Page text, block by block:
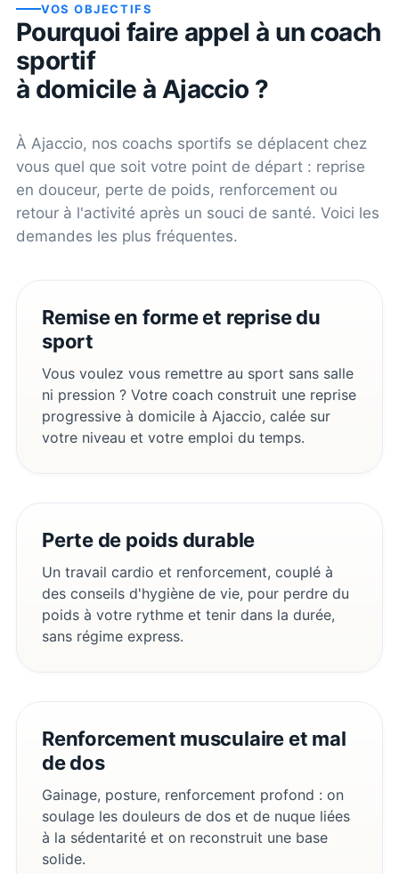
VOS OBJECTIFS
Pourquoi faire appel à un coach
sportif
à domicile à Ajaccio ?
À Ajaccio, nos coachs sportifs se déplacent chez
vous quel que soit votre point de départ : reprise
en douceur, perte de poids, renforcement ou
retour à l'activité après un souci de santé. Voici les
demandes les plus fréquentes.
Remise en forme et reprise du
sport
Vous voulez vous remettre au sport sans salle
ni pression ? Votre coach construit une reprise
progressive à domicile à Ajaccio, calée sur
votre niveau et votre emploi du temps.
Perte de poids durable
Un travail cardio et renforcement, couplé à
des conseils d'hygiène de vie, pour perdre du
poids à votre rythme et tenir dans la durée,
sans régime express.
Renforcement musculaire et mal
de dos
Gainage, posture, renforcement profond : on
soulage les douleurs de dos et de nuque liées
à la sédentarité et on reconstruit une base
solide.